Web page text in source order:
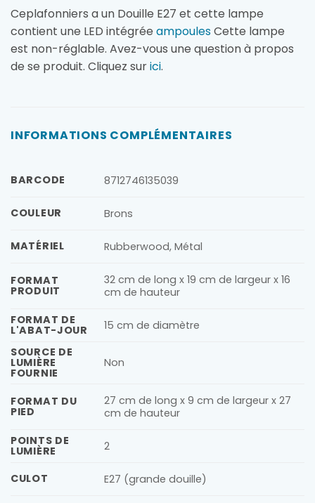
Ceplafonniers a un Douille E27 et cette lampe
contient une LED intégrée ampoulesCette lampe
est non-réglable. Avez-vous une question à propos
de se produit. Cliquez surici.
INFORMATIONS COMPLÉMENTAIRES
BARCODE 8712746135039
COULEUR Brons
MATÉRIEL Rubberwood, Métal
FORMAT
PRODUIT
32 cm de long x 19 cm de largeur x 16
cm de hauteur
FORMAT DE
L'ABAT-JOUR
15 cm de diamètre
SOURCE DE
LUMIÈRE
FOURNIE
Non
FORMAT DU
PIED
27 cm de long x 9 cm de largeur x 27
cm de hauteur
POINTS DE
LUMIÈRE 2
CULOT E27 (grande douille)